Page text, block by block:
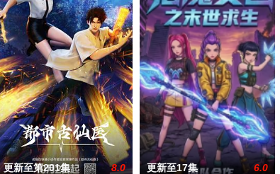
更新至第201集 8.0 更新至17集 6.0